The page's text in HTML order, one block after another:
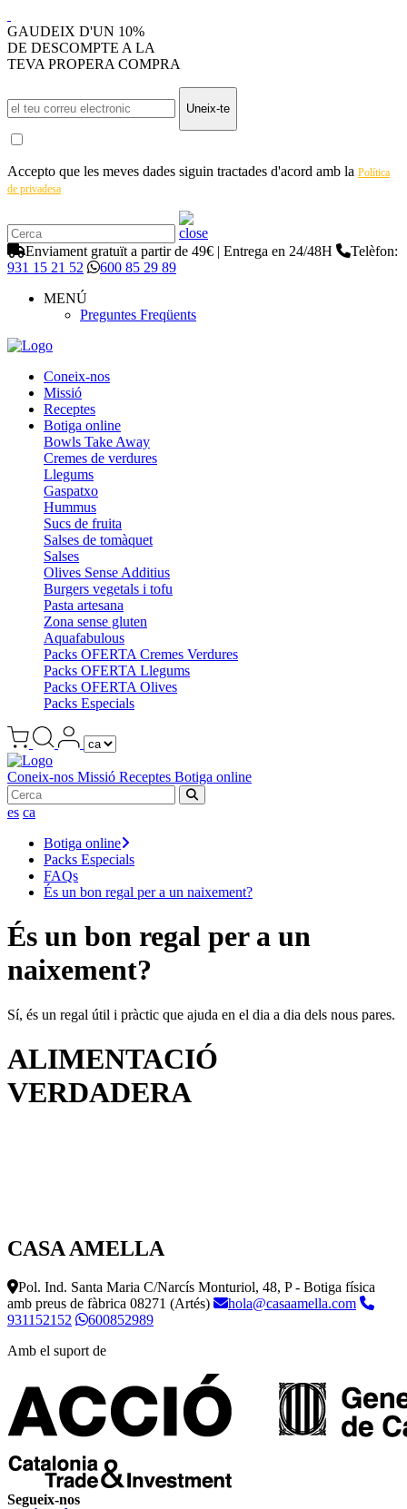
GAUDEIX D'UN 10%
DE DESCOMPTE A LA
TEVA PROPERA COMPRA
Uneix-te
Accepto que les meves dades siguin tractades d'acord amb la Política
de privadesa
Enviament gratuït a partir de 49€ | Entrega en 24/48H
Telèfon:
931 15 21 52
600 85 29 89
MENÚ
Preguntes Freqüents
Coneix-nos
Missió
Receptes
Botiga online
Bowls Take Away
Cremes de verdures
Llegums
Gaspatxo
Hummus
Sucs de fruita
Salses de tomàquet
Salses
Olives Sense Additius
Burgers vegetals i tofu
Pasta artesana
Zona sense gluten
Aquafabulous
Packs OFERTA Cremes Verdures
Packs OFERTA Llegums
Packs OFERTA Olives
Packs Especials
Coneix-nos Missió Receptes Botiga online
es ca
Botiga online
Packs Especials
FAQs
És un bon regal per a un naixement?
És un bon regal per a un
naixement?
Sí, és un regal útil i pràctic que ajuda en el dia a dia dels nous pares.
ALIMENTACIÓ
VERDADERA
CASA AMELLA
Pol. Ind. Santa Maria C/Narcís Monturiol, 48, P - Botiga física
amb preus de fàbrica 08271 (Artés)
hola@casaamella.com
931152152
600852989
Amb el suport de
Segueix-nos